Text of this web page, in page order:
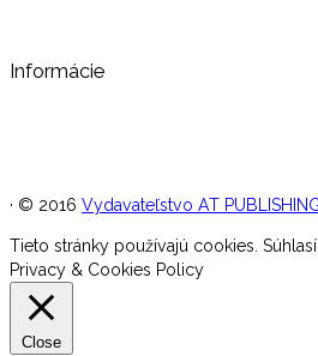
Informácie
· © 2016 Vydavateľstvo AT
Tieto stránky používajú cookies.
Privacy & Cookies Policy
Close